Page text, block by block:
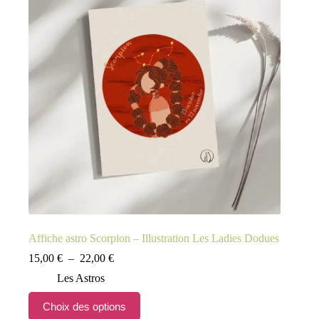
être
page
du
produit
Affiche astro Scorpion – Illustration Les Ladies Dodues
15,00 € – 22,00 €Plage
15,00 €
à
Les Astros
Choix des options
Ce
produit